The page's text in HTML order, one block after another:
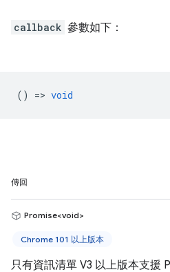
callback 參數如下：
() => void
傳回
Promise<void>
Chrome 101 以上版本
只有資訊清單 V3 以上版本支援